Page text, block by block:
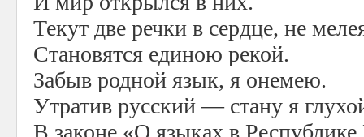
Текут две речки в сердце, не
Становятся единою рекой.
Забыв родной язык, я онемею.
Утратив русский — стану я
В законе «О языках в Республике